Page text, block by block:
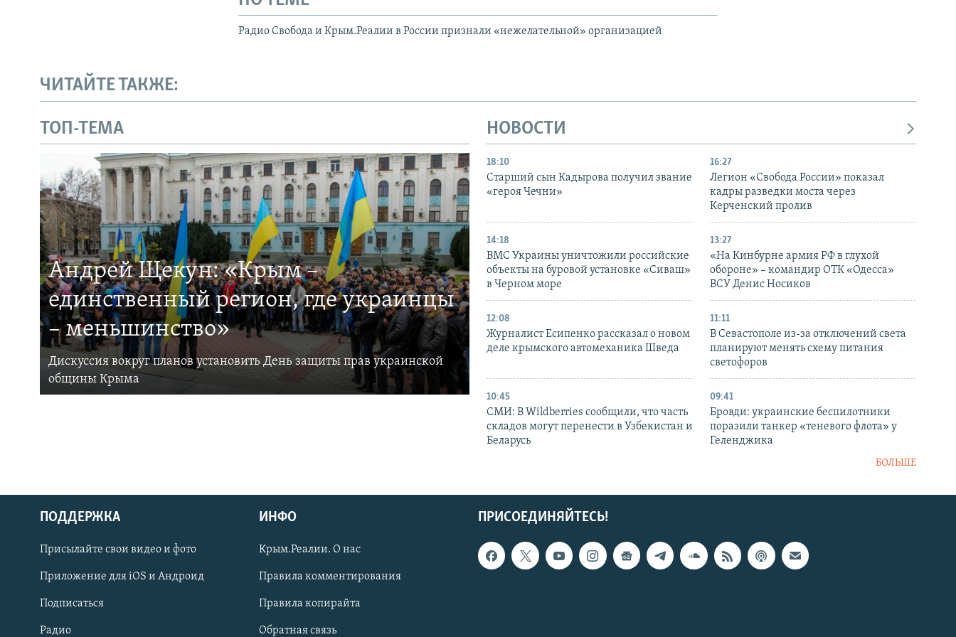
Українською
Qırımtatar
ПРИСОЕДИНЯЙТЕСЬ!
Радио Свобода и Крым.Реалии в России признали «нежелательной» организацией
ЧИТАЙТЕ ТАКЖЕ:
ТОП-ТЕМА
Андрей Щекун: «Крым –
единственный регион, где украинцы
– меньшинство»
Дискуссия вокруг планов установить День защиты прав украинской
общины Крыма
НОВОСТИ
18:10
Старший сын Кадырова получил звание
«героя Чечни»
16:27
Легион «Свобода России» показал
кадры разведки моста через
Керченский пролив
14:18
ВМС Украины уничтожили российские
объекты на буровой установке «Сиваш»
в Черном море
13:27
«На Кинбурне армия РФ в глухой
обороне» – командир ОТК «Одесса»
ВСУ Денис Носиков
12:08
Журналист Есипенко рассказал о новом
деле крымского автомеханика Шведа
11:11
В Севастополе из-за отключений света
планируют менять схему питания
светофоров
10:45
СМИ: В Wildberries сообщили, что часть
складов могут перенести в Узбекистан и
Беларусь
09:41
Бровди: украинские беспилотники
поразили танкер «теневого флота» у
Геленджика
БОЛЬШЕ
ПРИСОЕДИНЯЙТЕСЬ!
ПОДДЕРЖКА
Присылайте свои видео и фото
Приложение для iOS и Андроид
Подписаться
Радио
ИНФО
Крым.Реалии. О нас
Правила комментирования
Правила копирайта
Обратная связь